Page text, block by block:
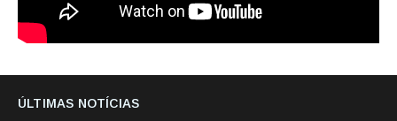
ÚLTIMAS NOTÍCIAS